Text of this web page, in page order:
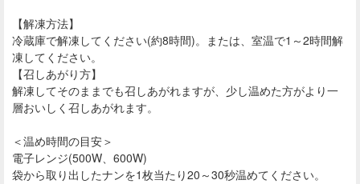
【解凍方法】
冷蔵庫で解凍してください(約8時間)。または、室温で1～2時間解
凍してください。
【召しあがり方】
解凍してそのままでも召しあがれますが、少し温めた方がより一
層おいしく召しあがれます。
＜温め時間の目安＞
電子レンジ(500W、600W)
袋から取り出したナンを1枚当たり20～30秒温めてください。